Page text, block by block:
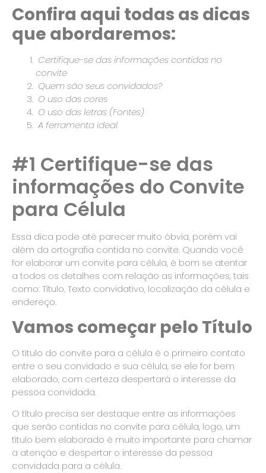
Confira aqui todas as dicas
que abordaremos:
Certifique-se das informações contidas no
convite
Quem são seus convidados?
O uso das cores
O uso das letras (Fontes)
A ferramenta ideal
#1 Certifique-se das
informações do Convite
para Célula
Essa dica pode até parecer muito óbvia, porém vai
além da ortografia contida no convite. Quando você
for elaborar um convite para célula, é bom se atentar
a todos os detalhes com relação as informações, tais
como: Título, Texto convidativo, localização da célula e
endereço.
Vamos começar pelo Título
O título do convite para a célula é o primeiro contato
entre o seu convidado e sua célula, se ele for bem
elaborado, com certeza despertará o interesse da
pessoa convidada.
O título precisa ser destaque entre as informações
que serão contidas no convite para célula, logo, um
título bem elaborado é muito importante para chamar
a atenção e despertar o interesse da pessoa
convidada para a célula.